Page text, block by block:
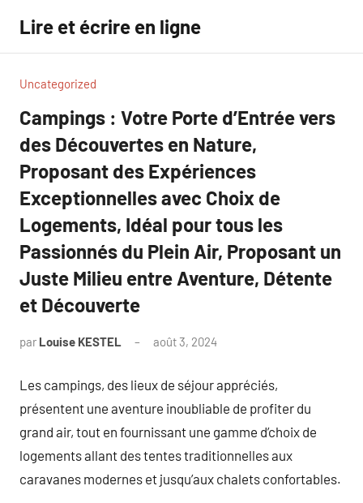
contenu
Lire et écrire en ligne
Uncategorized
Campings : Votre Porte d’Entrée vers
des Découvertes en Nature,
Proposant des Expériences
Exceptionnelles avec Choix de
Logements, Idéal pour tous les
Passionnés du Plein Air, Proposant un
Juste Milieu entre Aventure, Détente
et Découverte
par Louise KESTEL août 3, 2024
Les campings, des lieux de séjour appréciés,
présentent une aventure inoubliable de profiter du
grand air, tout en fournissant une gamme d’choix de
logements allant des tentes traditionnelles aux
caravanes modernes et jusqu’aux chalets confortables.